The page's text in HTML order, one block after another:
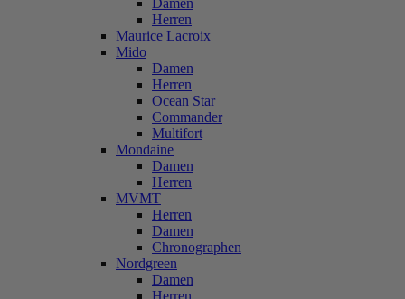
Damen
Herren
Maurice Lacroix
Mido
Damen
Herren
Ocean Star
Commander
Multifort
Mondaine
Damen
Herren
MVMT
Herren
Damen
Chronographen
Nordgreen
Damen
Herren